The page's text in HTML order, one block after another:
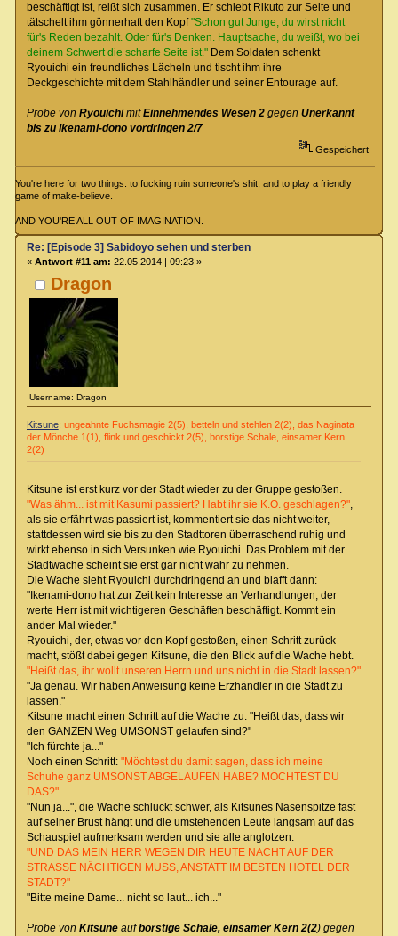
beschäftigt ist, reißt sich zusammen. Er schiebt Rikuto zur Seite und
tätschelt ihm gönnerhaft den Kopf"Schon gut Junge, du wirst nicht
für's Reden bezahlt. Oder für's Denken. Hauptsache, du weißt, wo bei
deinem Schwert die scharfe Seite ist."Dem Soldaten schenkt
Ryouichi ein freundliches Lächeln und tischt ihm ihre
Deckgeschichte mit dem Stahlhändler und seiner Entourage auf.
Probe von RyouichimitEinnehmendes Wesen 2gegen Unerkannt
bis zu Ikenami-dono vordringen 2/7
Gespeichert
You're here for two things: to fucking ruin someone's shit, and to play a friendly
game of make-believe.
AND YOU'RE ALL OUT OF IMAGINATION.
Dragon
Username: Dragon
Re: [Episode 3] Sabidoyo sehen und sterben
« Antwort #11 am: 22.05.2014 | 09:23 »
Kitsune: ungeahnte Fuchsmagie 2(5), betteln und stehlen 2(2), das Naginata
der Mönche 1(1), flink und geschickt 2(5), borstige Schale, einsamer Kern
2(2)
Kitsune ist erst kurz vor der Stadt wieder zu der Gruppe gestoßen.
"Was ähm... ist mit Kasumi passiert? Habt ihr sie K.O. geschlagen?",
als sie erfährt was passiert ist, kommentiert sie das nicht weiter,
stattdessen wird sie bis zu den Stadttoren überraschend ruhig und
wirkt ebenso in sich Versunken wie Ryouichi. Das Problem mit der
Stadtwache scheint sie erst gar nicht wahr zu nehmen.
Die Wache sieht Ryouichi durchdringend an und blafft dann:
"Ikenami-dono hat zur Zeit kein Interesse an Verhandlungen, der
werte Herr ist mit wichtigeren Geschäften beschäftigt. Kommt ein
ander Mal wieder."
Ryouichi, der, etwas vor den Kopf gestoßen, einen Schritt zurück
macht, stößt dabei gegen Kitsune, die den Blick auf die Wache hebt.
"Heißt das, ihr wollt unseren Herrn und uns nicht in die Stadt lassen?"
"Ja genau. Wir haben Anweisung keine Erzhändler in die Stadt zu
lassen."
Kitsune macht einen Schritt auf die Wache zu: "Heißt das, dass wir
den GANZEN Weg UMSONST gelaufen sind?"
"Ich fürchte ja..."
Noch einen Schritt: "Möchtest du damit sagen, dass ich meine
Schuhe ganz UMSONST ABGELAUFEN HABE? MÖCHTEST DU
DAS?"
"Nun ja...", die Wache schluckt schwer, als Kitsunes Nasenspitze fast
auf seiner Brust hängt und die umstehenden Leute langsam auf das
Schauspiel aufmerksam werden und sie alle anglotzen.
"UND DAS MEIN HERR WEGEN DIR HEUTE NACHT AUF DER
STRASSE NÄCHTIGEN MUSS, ANSTATT IM BESTEN HOTEL DER
STADT?"
"Bitte meine Dame... nicht so laut... ich..."
Probe von Kitsune aufborstige Schale, einsamer Kern 2(2) gegen